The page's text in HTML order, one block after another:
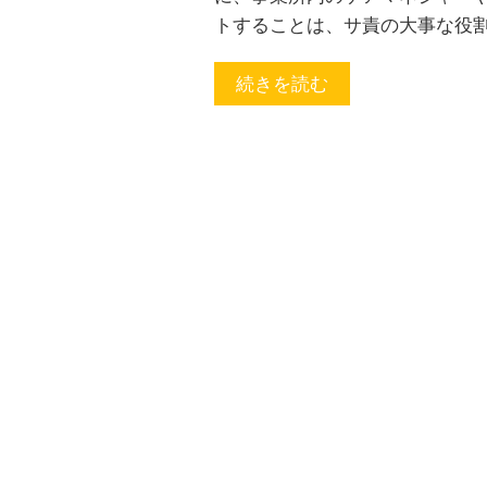
トすることは、サ責の大事な役
続きを読む